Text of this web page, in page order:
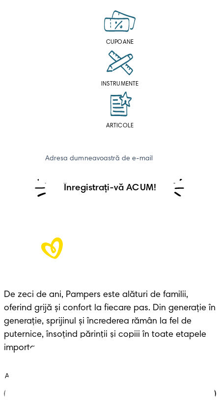
CUPOANE
INSTRUMENTE
ARTICOLE
Adresa dumneavoastră de e-mail
Înregistrați-vă ACUM!
De zeci de ani, Pampers este alături de familii,
oferind grijă și confort la fiecare pas. Din generație în
generație, sprijinul și încrederea rămân la fel de
puternice, însoțind părinții și copiii în toate etapele
importante ale vieții.